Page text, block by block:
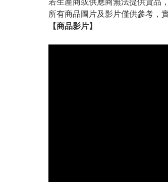
所有商品圖片及影片僅供參考，
【商品影片】